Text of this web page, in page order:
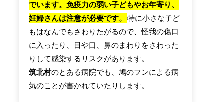
でいます。免疫力の弱い子どもやお年寄り、
妊婦さんは注意が必要です。
特に小さな子ど
もはなんでもさわりたがるので、怪我の傷口
に入ったり、目や口、鼻のまわりをさわった
りして感染するリスクがあります。
筑北村のとある病院でも、鳩のフンによる病
気のことが書かれていたりします。